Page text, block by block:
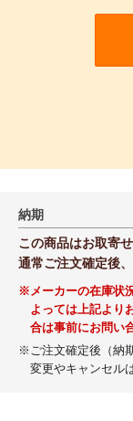
納期
この商品はお取寄せ
通常ご注文確定後
※メーカーの在庫状
よっては上記より
合は事前にお問い
※ご注文確定後（納
変更やキャンセル